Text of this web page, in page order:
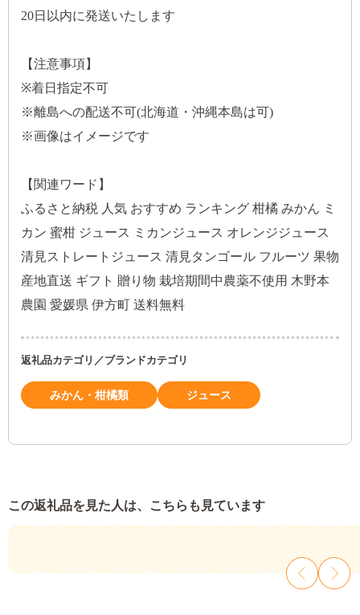
20日以内に発送いたします
【注意事項】
※着日指定不可
※離島への配送不可(北海道・沖縄本島は可)
※画像はイメージです
【関連ワード】
ふるさと納税 人気 おすすめ ランキング 柑橘 みかん ミ
カン 蜜柑 ジュース ミカンジュース オレンジジュース
清見ストレートジュース 清見タンゴール フルーツ 果物
産地直送 ギフト 贈り物 栽培期間中農薬不使用 木野本
農園 愛媛県 伊方町 送料無料
返礼品カテゴリ／ブランドカテゴリ
みかん・柑橘類 ジュース
この返礼品を見た人は、こちらも見ています